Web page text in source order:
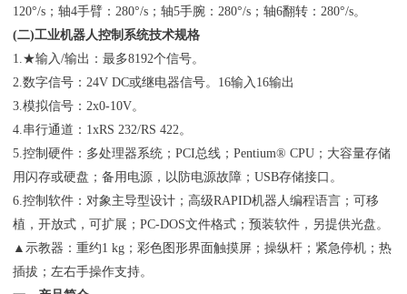
120°/s；轴4手臂：280°/s；轴5手腕：280°/s；轴6翻转：280°/s。
(二)工业机器人控制系统技术规格
1.★输入/输出：最多8192个信号。
2.数字信号：24V DC或继电器信号。16输入16输出
3.模拟信号：2x0-10V。
4.串行通道：1xRS 232/RS 422。
5.控制硬件：多处理器系统；PCI总线；Pentium® CPU；大容量存储
用闪存或硬盘；备用电源，以防电源故障；USB存储接口。
6.控制软件：对象主导型设计；高级RAPID机器人编程语言；可移
植，开放式，可扩展；PC-DOS文件格式；预装软件，另提供光盘。
▲示教器：重约1 kg；彩色图形界面触摸屏；操纵杆；紧急停机；热
插拔；左右手操作支持。